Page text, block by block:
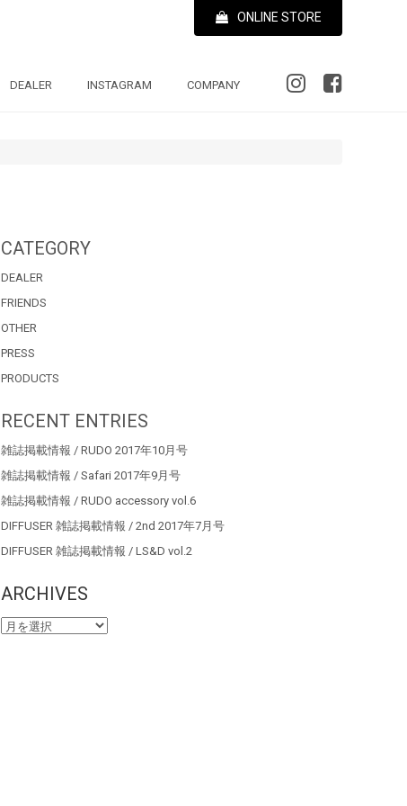
ONLINE STORE
DEALER INSTAGRAM COMPANY
CATEGORY
DEALER
FRIENDS
OTHER
PRESS
PRODUCTS
RECENT ENTRIES
雑誌掲載情報 / RUDO 2017年10月号
雑誌掲載情報 / Safari 2017年9月号
雑誌掲載情報 / RUDO accessory vol.6
DIFFUSER 雑誌掲載情報 / 2nd 2017年7月号
DIFFUSER 雑誌掲載情報 / LS&D vol.2
ARCHIVES